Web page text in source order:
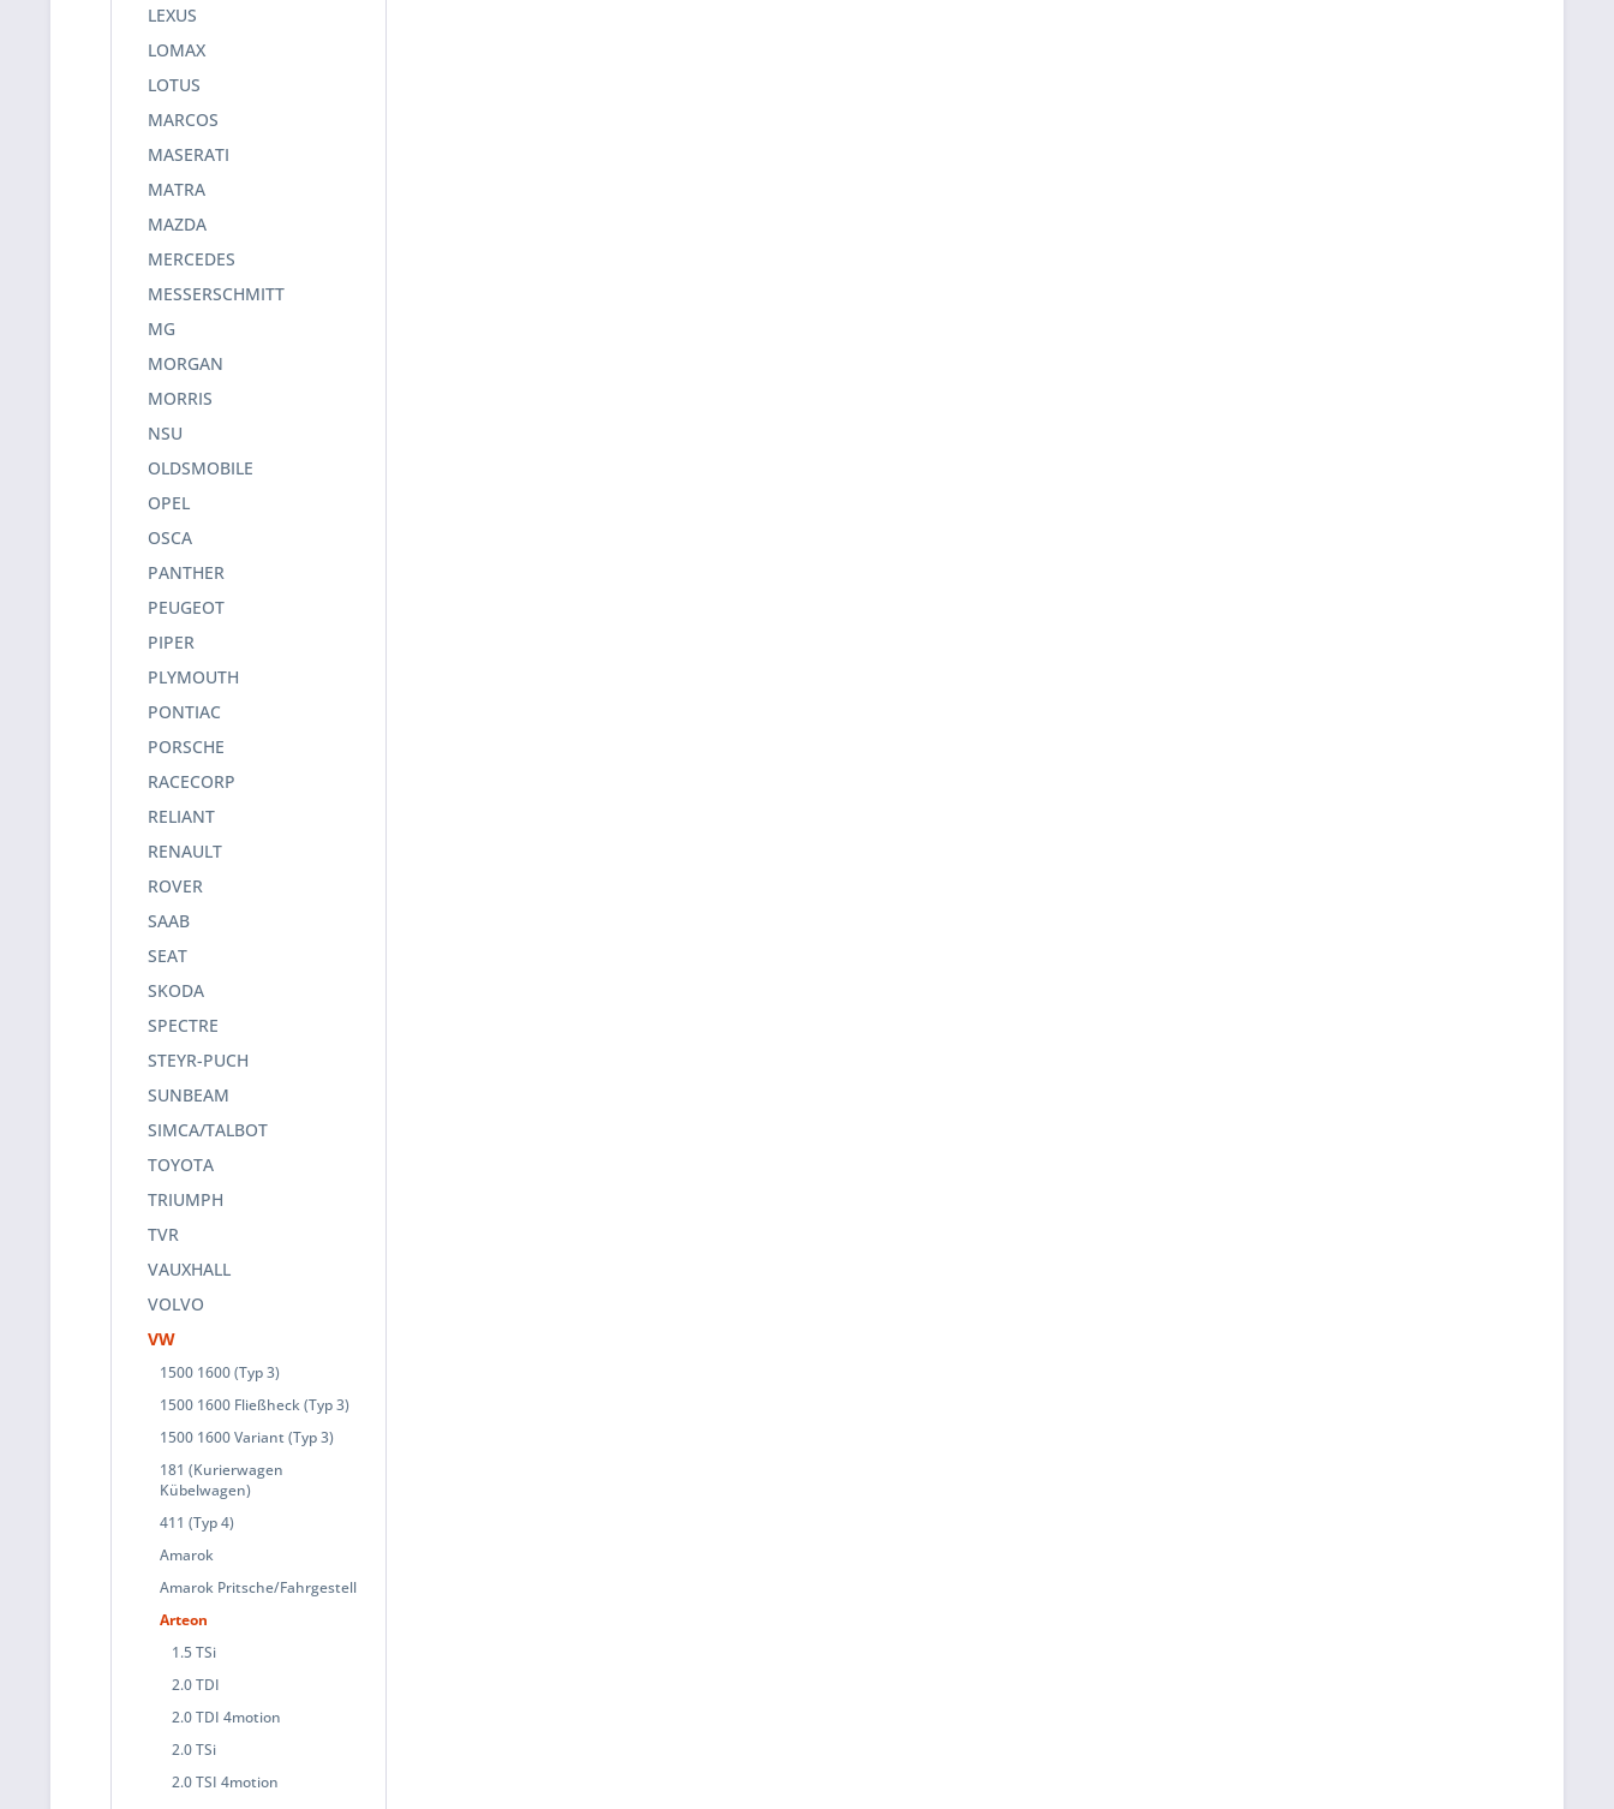
LEXUS
LOMAX
LOTUS
MARCOS
MASERATI
MATRA
MAZDA
MERCEDES
MESSERSCHMITT
MG
MORGAN
MORRIS
NSU
OLDSMOBILE
OPEL
OSCA
PANTHER
PEUGEOT
PIPER
PLYMOUTH
PONTIAC
PORSCHE
RACECORP
RELIANT
RENAULT
ROVER
SAAB
SEAT
SKODA
SPECTRE
STEYR-PUCH
SUNBEAM
SIMCA/TALBOT
TOYOTA
TRIUMPH
TVR
VAUXHALL
VOLVO
VW
1500 1600 (Typ 3)
1500 1600 Fließheck (Typ 3)
1500 1600 Variant (Typ 3)
181 (Kurierwagen
Kübelwagen)
411 (Typ 4)
Amarok
Amarok Pritsche/Fahrgestell
Arteon
1.5 TSi
2.0 TDI
2.0 TDI 4motion
2.0 TSi
2.0 TSI 4motion